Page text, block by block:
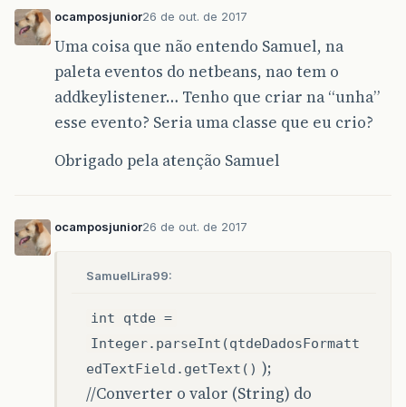
ocamposjunior26 de out. de 2017
Uma coisa que não entendo Samuel, na
paleta eventos do netbeans, nao tem o
addkeylistener… Tenho que criar na “unha”
esse evento? Seria uma classe que eu crio?
Obrigado pela atenção Samuel
ocamposjunior26 de out. de 2017
SamuelLira99:
int qtde =
Integer.parseInt(qtdeDadosFormatt
edTextField.getText() );
//Converter o valor (String) do